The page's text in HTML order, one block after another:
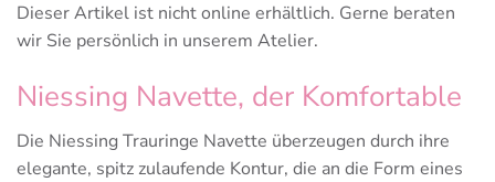
Dieser Artikel ist nicht online erhältlich. Gerne beraten
wir Sie persönlich in unserem Atelier.
Niessing Navette, der Komfortable
Die Niessing Trauringe Navette überzeugen durch ihre
elegante, spitz zulaufende Kontur, die an die Form eines